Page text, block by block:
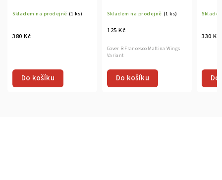
Skladem na prodejně (1 ks)
380 Kč
Do košíku
Skladem na prodejně (1 ks)
125 Kč
Do košíku
Cover B Francesco Mattina Wings
Variant
330 Kč